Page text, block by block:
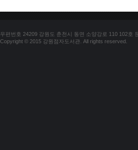
우편번호 24209 강원도 춘천시 동면 소양강로 110 102호
Copyright © 2015 강원점자도서관. All rights reserved.